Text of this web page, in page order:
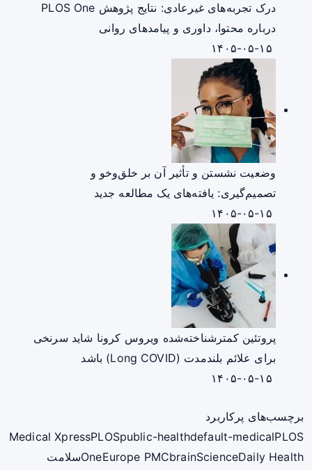
درک تجربه‌های غیرعادی: نتایج پژوهش PLOS One
درباره محتوا، داوری و پیامدهای روانی
وضعیت نشستن و تأثیر آن بر خلق‌وخو و
تصمیم‌گیری: یافته‌های یک مطالعه جدید
پروتئین کمترشناخته‌شده ویروس کرونا شاید سرنخی
برای علائم بلندمدت (Long COVID) باشد
برچسب‌های پرکاربرد
Medical XpressPLOSpublic-healthdefault-medicalPLOS
OneEurope PMCbrainScienceDaily Health
سلامت